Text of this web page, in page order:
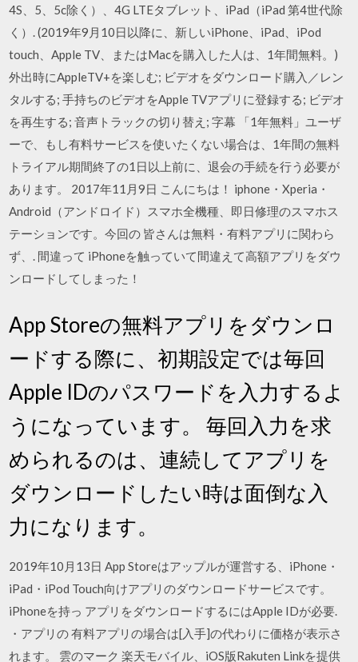
4S、5、5c除く）、4G LTEタブレット、iPad（iPad 第4世代除
く）. (2019年9月10日以降に、新しいiPhone、iPad、iPod
touch、Apple TV、またはMacを購入した人は、1年間無料。)
外出時にAppleTV+を楽しむ; ビデオをダウンロード購入／レン
タルする; 手持ちのビデオをApple TVアプリに登録する; ビデオ
を再生する; 音声トラックの切り替え; 字幕 「1年無料」ユーザ
ーで、もし有料サービスを使いたくない場合は、1年間の無料
トライアル期間終了の1日以上前に、退会の手続を行う必要が
あります。 2017年11月9日 こんにちは！ iphone・Xperia・
Android（アンドロイド）スマホ全機種、即日修理のスマホス
テーションです。今回の 皆さんは無料・有料アプリに関わら
ず、. 間違って iPhoneを触っていて間違えて高額アプリをダウ
ンロードしてしまった！
App Storeの無料アプリをダウンロ
ードする際に、初期設定では毎回
Apple IDのパスワードを入力するよ
うになっています。 毎回入力を求
められるのは、連続してアプリを
ダウンロードしたい時は面倒な入
力になります。
2019年10月13日 App Storeはアップルが運営する、iPhone・
iPad・iPod Touch向けアプリのダウンロードサービスです。
iPhoneを持っ アプリをダウンロードするにはApple IDが必要.
・アプリの 有料アプリの場合は[入手]の代わりに価格が表示さ
れます。 雲のマーク 楽天モバイル、iOS版Rakuten Linkを提供